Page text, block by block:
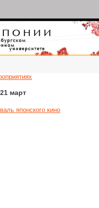
март
японского кино